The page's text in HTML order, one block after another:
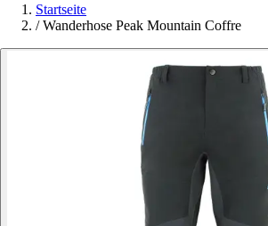
Startseite
/ Wanderhose Peak Mountain Coffre